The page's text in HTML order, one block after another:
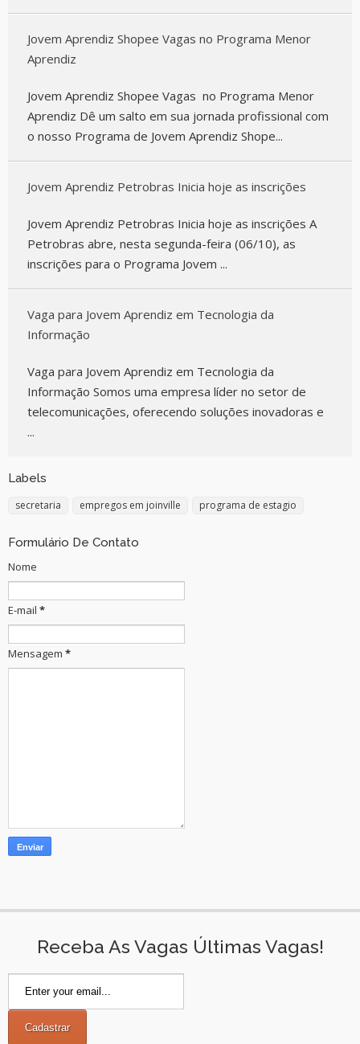
Jovem Aprendiz Shopee Vagas no Programa Menor
Aprendiz
Jovem Aprendiz Shopee Vagas no Programa Menor
Aprendiz Dê um salto em sua jornada profissional com
o nosso Programa de Jovem Aprendiz Shope...
Jovem Aprendiz Petrobras Inicia hoje as inscrições
Jovem Aprendiz Petrobras Inicia hoje as inscrições A
Petrobras abre, nesta segunda-feira (06/10), as
inscrições para o Programa Jovem ...
Vaga para Jovem Aprendiz em Tecnologia da
Informação
Vaga para Jovem Aprendiz em Tecnologia da
Informação Somos uma empresa líder no setor de
telecomunicações, oferecendo soluções inovadoras e
...
Labels
secretaria empregos em joinville programa de estagio
Formulário De Contato
Nome
E-mail *
Mensagem *
Receba As Vagas Últimas Vagas!